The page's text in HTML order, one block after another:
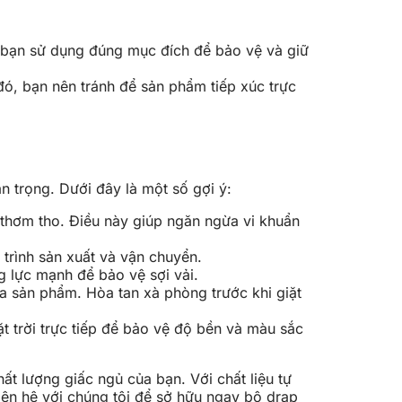
sử dụng đúng mục đích để bảo vệ và giữ
bạn nên tránh để sản phẩm tiếp xúc trực
trọng. Dưới đây là một số gợi ý:
tho. Điều này giúp ngăn ngừa vi khuẩn
sản xuất và vận chuyển.
lực mạnh để bảo vệ sợi vải.
sản phẩm. Hòa tan xà phòng trước khi giặt
trời trực tiếp để bảo vệ độ bền và màu sắc
lượng giấc ngủ của bạn. Với chất liệu tự
hệ với chúng tôi để sở hữu ngay bộ drap